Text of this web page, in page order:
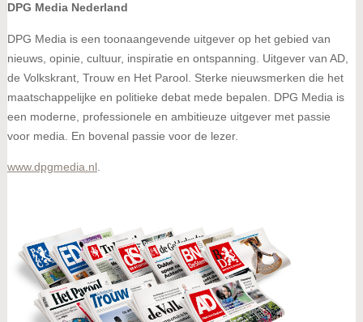
DPG Media Nederland
DPG Media is een toonaangevende uitgever op het gebied van
nieuws, opinie, cultuur, inspiratie en ontspanning. Uitgever van AD,
de Volkskrant, Trouw en Het Parool. Sterke nieuwsmerken die het
maatschappelijke en politieke debat mede bepalen. DPG Media is
een moderne, professionele en ambitieuze uitgever met passie
voor media. En bovenal passie voor de lezer.
www.dpgmedia.nl